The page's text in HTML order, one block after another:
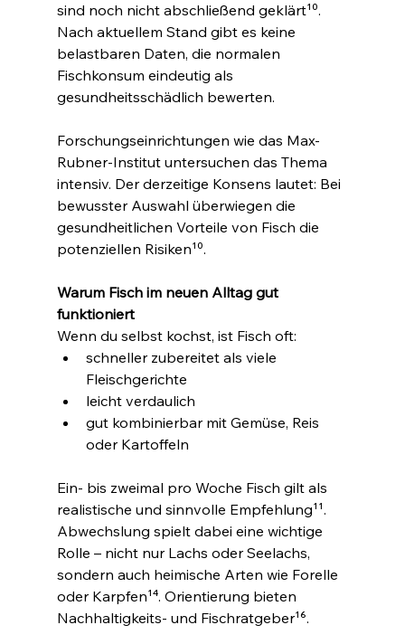
sind noch nicht abschließend geklärt¹⁰.
Nach aktuellem Stand gibt es keine
belastbaren Daten, die normalen
Fischkonsum eindeutig als
gesundheitsschädlich bewerten.
Forschungseinrichtungen wie das Max-
Rubner-Institut untersuchen das Thema
intensiv. Der derzeitige Konsens lautet: Bei
bewusster Auswahl überwiegen die
gesundheitlichen Vorteile von Fisch die
potenziellen Risiken¹⁰.
Warum Fisch im neuen Alltag gut
funktioniert
Wenn du selbst kochst, ist Fisch oft:
schneller zubereitet als viele
Fleischgerichte
leicht verdaulich
gut kombinierbar mit Gemüse, Reis
oder Kartoffeln
Ein- bis zweimal pro Woche Fisch gilt als
realistische und sinnvolle Empfehlung¹¹.
Abwechslung spielt dabei eine wichtige
Rolle – nicht nur Lachs oder Seelachs,
sondern auch heimische Arten wie Forelle
oder Karpfen¹⁴. Orientierung bieten
Nachhaltigkeits- und Fischratgeber¹⁶.